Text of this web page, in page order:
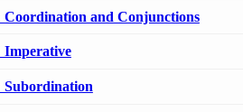
and Conjunctions
Imperative